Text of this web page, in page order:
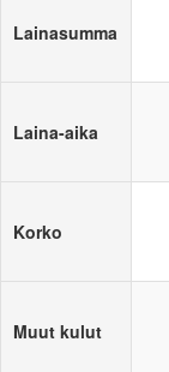
Lainasumma
Laina-aika
Korko
Muut kulut